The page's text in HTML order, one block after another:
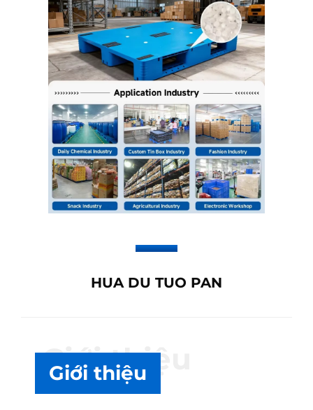
HUA DU TUO PAN
Giới thiệu
Giới thiệu